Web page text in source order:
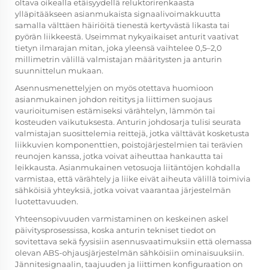
oltava oikealla etäisyydellä reluktorirenkaasta
ylläpitääkseen asianmukaista signaalivoimakkuutta
samalla välttäen häiriöitä tienestä kertyvästä likasta tai
pyörän liikkeestä. Useimmat nykyaikaiset anturit vaativat
tietyn ilmarajan mitan, joka yleensä vaihtelee 0,5–2,0
millimetrin välillä valmistajan määritysten ja anturin
suunnittelun mukaan.
Asennusmenettelyjen on myös otettava huomioon
asianmukainen johdon reititys ja liittimen suojaus
vaurioitumisen estämiseksi värähtelyn, lämmön tai
kosteuden vaikutuksesta. Anturin johdosarja tulisi seurata
valmistajan suosittelemia reittejä, jotka välttävät kosketusta
liikkuvien komponenttien, poistojärjestelmien tai terävien
reunojen kanssa, jotka voivat aiheuttaa hankautta tai
leikkausta. Asianmukainen vetosuoja liitäntöjen kohdalla
varmistaa, että värähtely ja liike eivät aiheuta välillä toimivia
sähköisiä yhteyksiä, jotka voivat vaarantaa järjestelmän
luotettavuuden.
Yhteensopivuuden varmistaminen on keskeinen askel
päivitysprosessissa, koska anturin tekniset tiedot on
sovitettava sekä fyysisiin asennusvaatimuksiin että olemassa
olevan ABS-ohjausjärjestelmän sähköisiin ominaisuuksiin.
Jännitesignaalin, taajuuden ja liittimen konfiguraation on